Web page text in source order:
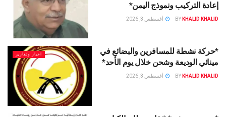
إعادة التركيب ونموذج اليمن*
BY KHALID KHALID أغسطس 3, 2026
اخبار وتقارير
*حركة نشطة للمسافرين والبضائع في
مينائي الوديعة وشحن خلال يوم الأحد*
BY KHALID KHALID أغسطس 3, 2026